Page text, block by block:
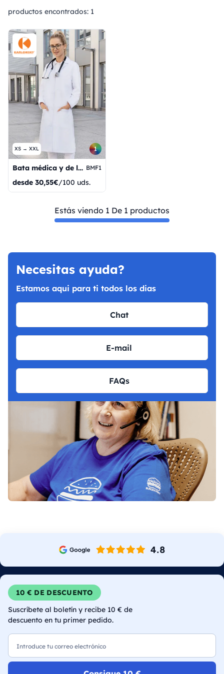
productos encontrados: 1
XS → XXL 1
Bata médica y de laboratorio básica para mujer BMF1
desde 30,55€/100 uds.
Estás viendo 1 De 1 productos
Necesitas ayuda?
Estamos aqui para ti todos los dias
Chat
E-mail
FAQs
10 € DE DESCUENTO
Suscríbete al boletín y recibe 10 € de
descuento en tu primer pedido.